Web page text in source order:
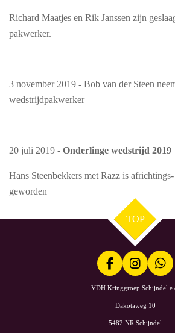
Richard Maatjes en Rik Janssen zijn
pakwerker.
3 november 2019 - Bob van der Steen
wedstrijdpakwerker
20 juli 2019 - Onderlinge wedstrijd 2019
Hans Steenbekkers met Razz is
geworden
TOP
F
c
o
I
s
t
g
W
a
A
VDH Kringgroep Schijndel
Dakotaweg 10
5482 NR Schijndel